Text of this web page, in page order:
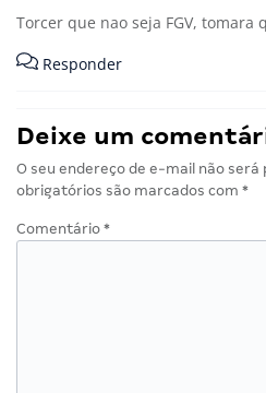
Torcer que nao seja FGV, tomara
Responder
Deixe um
O seu endereço de e-mail não será
obrigatórios são marcados com *
Comentário *